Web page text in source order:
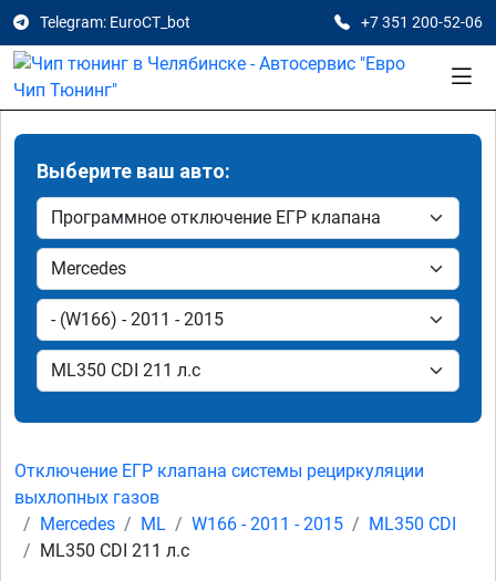
Telegram: EuroCT_bot +7 351 200-52-06
Выберите ваш авто:
Отключение ЕГР клапана системы рециркуляции
выхлопных газов
Mercedes
ML W166 - 2011 - 2015
ML350 CDI
ML350 CDI 211 л.с